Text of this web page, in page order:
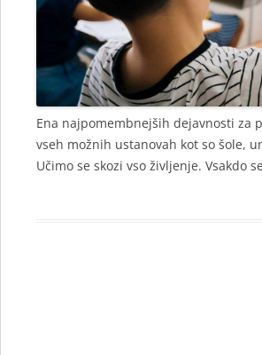
Ena najpomembnejših dejavnosti za
vseh možnih ustanovah kot so šole,
Učimo se skozi vso življenje. Vsakdo